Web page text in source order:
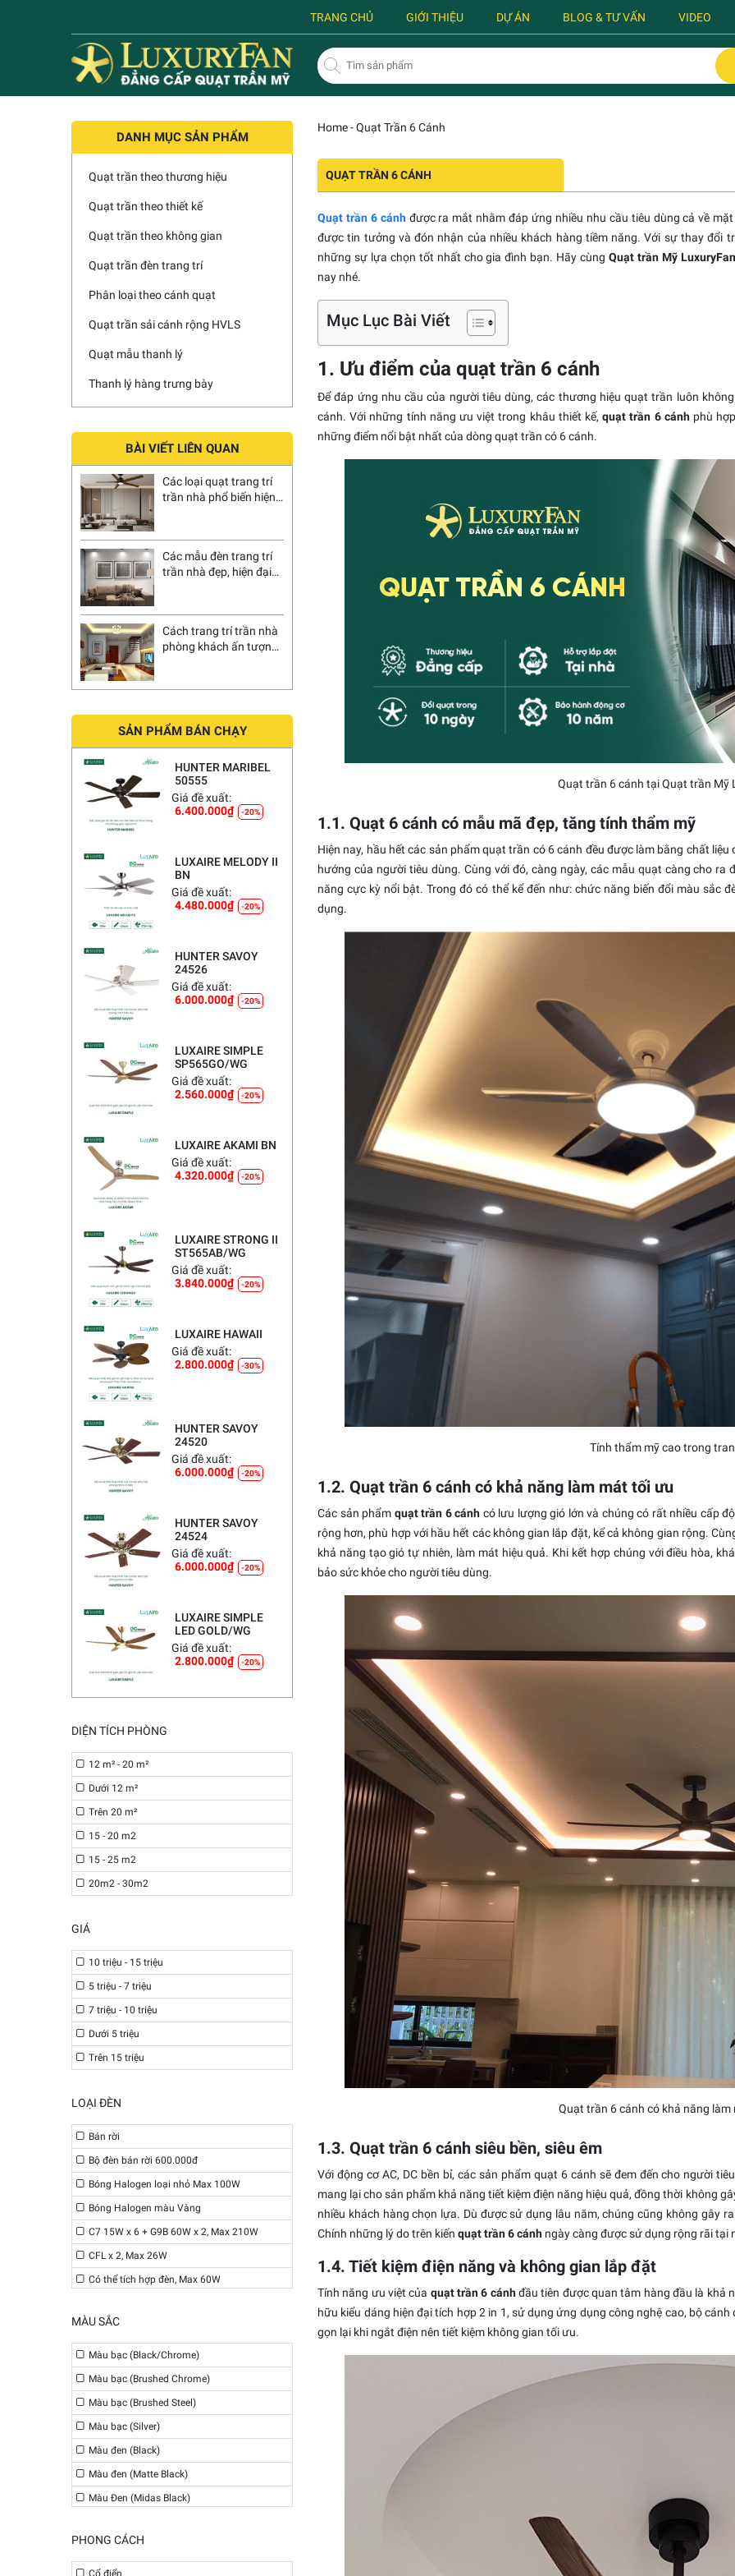
TRANG CHỦ GIỚI THIỆU DỰ ÁN BLOG & TƯ VẤN VIDEO
Home-Quạt Trần 6 Cánh
QUẠT TRẦN 6 CÁNH
Quạt trần 6 cánhđược ra mắt nhằm đáp ứng nhiều nhu cầu tiêu dùng cả về
được tin tưởng và đón nhận của nhiều khách hàng tiềm năng. Với sự thay đổi
những sự lựa chọn tốt nhất cho gia đình bạn. Hãy cùngQuạt trần Mỹ
nay nhé.
Mục Lục Bài Viết
1. Ưu điểm của quạt trần 6 cánh
Để đáp ứng nhu cầu của người tiêu dùng, các thương hiệu quạt trần luôn
cánh. Với những tính năng ưu việt trong khâu thiết kế,quạt trần 6 cánhphù
những điểm nổi bật nhất của dòng quạt trần có 6 cánh.
Quạt trần 6 cánh tại Quạt trần Mỹ
1.1. Quạt 6 cánh có mẫu mã đẹp, tăng tính thẩm mỹ
Hiện nay, hầu hết các sản phẩm quạt trần có 6 cánh đều được làm bằng chất
hướng của người tiêu dùng. Cùng với đó, càng ngày, các mẫu quạt càng cho
năng cực kỳ nổi bật. Trong đó có thể kể đến như: chức năng biến đổi màu sắc
dụng.
Tính thẩm mỹ cao trong
1.2. Quạt trần 6 cánh có khả năng làm mát tối ưu
Các sản phẩm quạt trần 6 cánh có lưu lượng gió lớn và chúng có rất nhiều cấp
rộng hơn, phù hợp với hầu hết các không gian lắp đặt, kể cả không gian rộng.
khả năng tạo gió tự nhiên, làm mát hiệu quả. Khi kết hợp chúng với điều hòa,
bảo sức khỏe cho người tiêu dùng.
Quạt trần 6 cánh có khả năng
1.3. Quạt trần 6 cánh siêu bền, siêu êm
Với động cơ AC, DC bền bỉ, các sản phẩm quạt 6 cánh sẽ đem đến cho người
mang lại cho sản phẩm khả năng tiết kiệm điện năng hiệu quả, đồng thời không
nhiều khách hàng chọn lựa. Dù được sử dụng lâu năm, chúng cũng không gây
Chính những lý do trên kiến quạt trần 6 cánh ngày càng được sử dụng rộng rãi tại
1.4. Tiết kiệm điện năng và không gian lắp đặt
Tính năng ưu việt của quạt trần 6 cánhđầu tiên được quan tâm hàng đầu là khả
hữu kiểu dáng hiện đạitích hợp2 in 1 , sử dụng ứng dụng công nghệ cao, bộ
gọn lại khi ngắt điện nên tiết kiệm không gian tối ưu.
DANH MỤC SẢN PHẨM
Quạt trần theo thương hiệu
Quạt trần theo thiết kế
Quạt trần theo không gian
Quạt trần đèn trang trí
Phân loại theo cánh quạt
Quạt trần sải cánh rộng HVLS
Quạt mẫu thanh lý
Thanh lý hàng trưng bày
BÀI VIẾT LIÊN QUAN
Các loại quạt trang trí
trần nhà phổ biến hiện
Các mẫu đèn trang trí
trần nhà đẹp, hiện đại
Cách trang trí trần nhà
phòng khách ấn tượng,
SẢN PHẨM BÁN CHẠY
HUNTER MARIBEL
50555
Giá đề xuất:
6.400.000₫ -20%
LUXAIRE MELODY II
BN
Giá đề xuất:
4.480.000₫ -20%
HUNTER SAVOY
24526
Giá đề xuất:
6.000.000₫ -20%
LUXAIRE SIMPLE
SP565GO/WG
Giá đề xuất:
2.560.000₫ -20%
LUXAIRE AKAMI BN
Giá đề xuất:
4.320.000₫ -20%
LUXAIRE STRONG II
ST565AB/WG
Giá đề xuất:
3.840.000₫ -20%
LUXAIRE HAWAII
Giá đề xuất:
2.800.000₫ -30%
HUNTER SAVOY
24520
Giá đề xuất:
6.000.000₫ -20%
HUNTER SAVOY
24524
Giá đề xuất:
6.000.000₫ -20%
LUXAIRE SIMPLE
LED GOLD/WG
Giá đề xuất:
2.800.000₫ -20%
DIỆN TÍCH PHÒNG
12 m² - 20 m²
Dưới 12 m²
Trên 20 m²
15 - 20 m2
15 - 25 m2
20m2 - 30m2
GIÁ
10 triệu - 15 triệu
5 triệu - 7 triệu
7 triệu - 10 triệu
Dưới 5 triệu
Trên 15 triệu
LOẠI ĐÈN
Bán rời
Bộ đèn bán rời 600.000đ
Bóng Halogen loại nhỏ Max 100W
Bóng Halogen màu Vàng
C7 15W x 6 + G9B 60W x 2, Max 210W
CFL x 2, Max 26W
Có thể tích hợp đèn, Max 60W
E12 x 4, Max 56W
E14 x 6, Max 270W
E14 x 6, Max 45W
E26 x 3, Max 30W
E27 28W
E27 60W
E27 60W x 2, Max 120W
E27 60W x 3, Max 180W
E27 x 2, Max 40W
E27 x 3, Max 75W
MÀU SẮC
Màu bạc (Black/Chrome)
Màu bạc (Brushed Chrome)
Màu bạc (Brushed Steel)
Màu bạc (Silver)
Màu đen (Black)
Màu đen (Matte Black)
Màu Đen (Midas Black)
Màu đồng cổ (Belcaro Walnut™)
Màu Đồng đen (New Bronze)
PHONG CÁCH